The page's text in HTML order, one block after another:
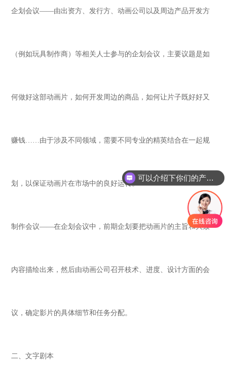
企划会议——由出资方、发行方、动画公司以及周边产品开发方
（例如玩具制作商）等相关人士参与的企划会议，主要议题是如
何做好这部动画片，如何开发周边的商品，如何让片子既好好又
赚钱……由于涉及不同领域，需要不同专业的精英结合在一起规
划，以保证动画片在市场中的良好运转。
制作会议——在企划会议中，前期企划要把动画片的主旨和大致
内容描绘出来，然后由动画公司召开枝术、进度、设计方面的会
议，确定影片的具体细节和任务分配。
二、文字剧本
可以介绍下你们的产品么